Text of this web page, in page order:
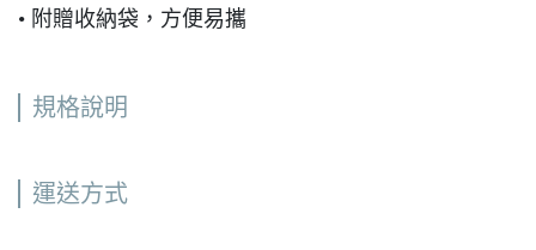
• 附贈收納袋，方便易攜
規格說明
運送方式